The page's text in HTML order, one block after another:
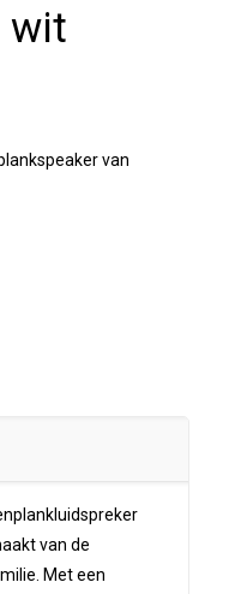
wit
van
van de
Met een